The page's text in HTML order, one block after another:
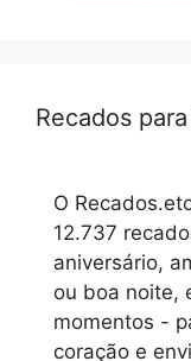
Recados
O
12.737
aniversário,
ou boa noite,
momentos -
coração e